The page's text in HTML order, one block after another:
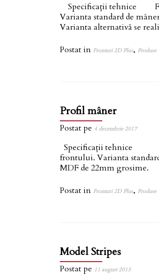
Specificații tehnice
Varianta standard de
Varianta alternativă se
Postat in Fronturi 2D Plus, Produse
Profil mâner
Postat pe 4 decembrie 2017
Specificații tehnice
frontului. Varianta
MDF de 22mm grosime.
Postat in Fronturi 2D Plus, Produse
Model Stripes
Postat pe 11 august 2015